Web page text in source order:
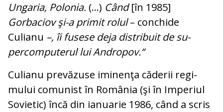
Ungaria, Polonia. (...) Când[în 1985]
Gorbaciov şi-a primit rolul– conchide
Culianu –, îi fusese deja distribuit de su­
percomputerul lui Andropov.“
Culianu prevăzuse iminenţa căderii re­gi­
mului comunist în România (şi în Imperiul
Sovietic) încă din ianuarie 1986, când a scris